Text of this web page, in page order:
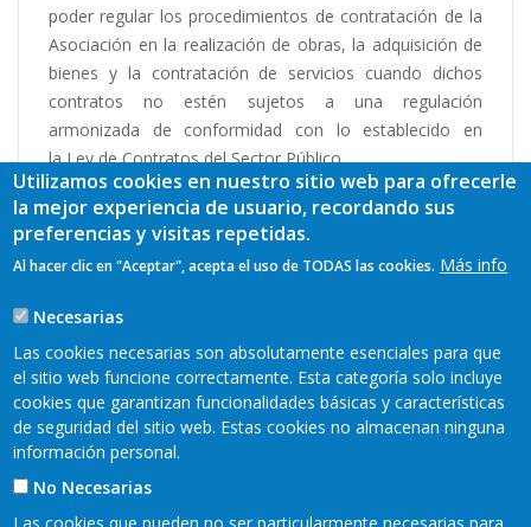
poder regular los procedimientos de contratación de la
Asociación en la realización de obras, la adquisición de
bienes y la contratación de servicios cuando dichos
contratos no estén sujetos a una regulación
armonizada de conformidad con lo establecido en
la Ley de Contratos del Sector Público.
Ceder Valle del Ese-Entrecabos
Avda. de la Constitución, 42, bajo
33891 La Espina - Salas- Asturias
E-mail:ceder@ese-entrecabos.com
Web:
www.ese-entrecabos.com
Utilizamos cookies en nuestro sitio web para ofrecerle
la mejor experiencia de usuario, recordando sus
preferencias y visitas repetidas.
Al hacer clic en "Aceptar", acepta el uso de TODAS las cookies. Más info
Necesarias
Las cookies necesarias son absolutamente esenciales para que
el sitio web funcione correctamente. Esta categoría solo incluye
cookies que garantizan funcionalidades básicas y características
de seguridad del sitio web. Estas cookies no almacenan ninguna
información personal.
No Necesarias